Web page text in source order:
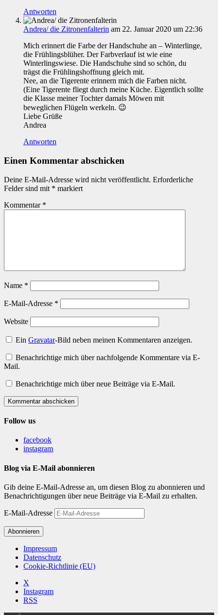
Antworten
Andrea/ die Zitronenfalterin am 22. Januar 2020 um 22:36
Mich erinnert die Farbe der Handschuhe an – Winterlinge,
die Frühlingsblüher. Der Farbverlauf ist wie eine
Winterlingswiese. Die Handschuhe sind so schön, du
trägst die Frühlingshoffnung gleich mit.
Nee, an die Tigerente erinnern mich die Farben nicht.
(Eine Tigerente fliegt durch meine Küche. Eigentlich sollte
die Klasse meiner Tochter damals Möwen mit
beweglichen Flügeln werkeln. 😉
Liebe Grüße
Andrea
Antworten
Einen Kommentar abschicken
Deine E-Mail-Adresse wird nicht veröffentlicht. Erforderliche
Felder sind mit * markiert
Kommentar *
Name *
E-Mail-Adresse *
Website
EinGravatar-Bild neben meinen Kommentaren anzeigen.
Benachrichtige mich über nachfolgende Kommentare via E-
Mail.
Benachrichtige mich über neue Beiträge via E-Mail.
Kommentar abschicken
Follow us
facebook
instagram
Blog via E-Mail abonnieren
Gib deine E-Mail-Adresse an, um diesen Blog zu abonnieren und
Benachrichtigungen über neue Beiträge via E-Mail zu erhalten.
E-Mail-Adresse
Abonnieren
Impressum
Datenschutz
Cookie-Richtlinie (EU)
X
Instagram
RSS